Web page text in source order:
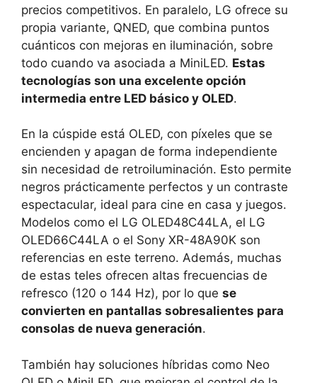
precios competitivos. En paralelo, LG ofrece su
propia variante, QNED, que combina puntos
cuánticos con mejoras en iluminación, sobre
todo cuando va asociada a MiniLED. Estas
tecnologías son una excelente opción
intermedia entre LED básico y OLED.
En la cúspide está OLED, con píxeles que se
encienden y apagan de forma independiente
sin necesidad de retroiluminación. Esto permite
negros prácticamente perfectos y un contraste
espectacular, ideal para cine en casa y juegos.
Modelos como el LG OLED48C44LA, el LG
OLED66C44LA o el Sony XR-48A90K son
referencias en este terreno. Además, muchas
de estas teles ofrecen altas frecuencias de
refresco (120 o 144 Hz), por lo que se
convierten en pantallas sobresalientes para
consolas de nueva generación.
También hay soluciones híbridas como Neo